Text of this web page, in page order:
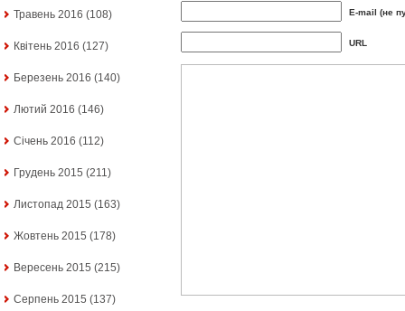
Травень 2016 (108)
Квітень 2016 (127)
Березень 2016 (140)
Лютий 2016 (146)
Січень 2016 (112)
Грудень 2015 (211)
Листопад 2015 (163)
Жовтень 2015 (178)
Вересень 2015 (215)
Серпень 2015 (137)
E-mail (не
URL